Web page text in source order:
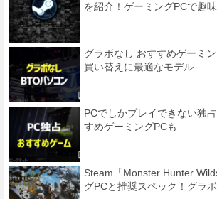
を紹介！ゲーミングPCで趣
グラボなし おすすめゲーミ
買い替えに最適なモデル
PCでしかプレイできない独
すめゲーミングPCも
Steam「Monster Hunter
グPCと推奨スペック！グラ